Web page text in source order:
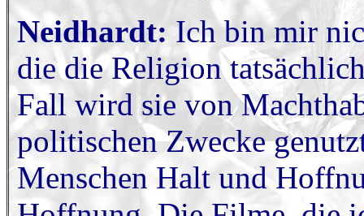
Neidhardt: Ich bin mir
die die Religion
Fall wird sie von
politischen Zwecke
Menschen Halt und